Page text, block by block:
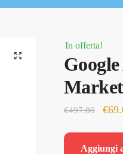
In offerta!
€497.00
Il
€
Aggiungi